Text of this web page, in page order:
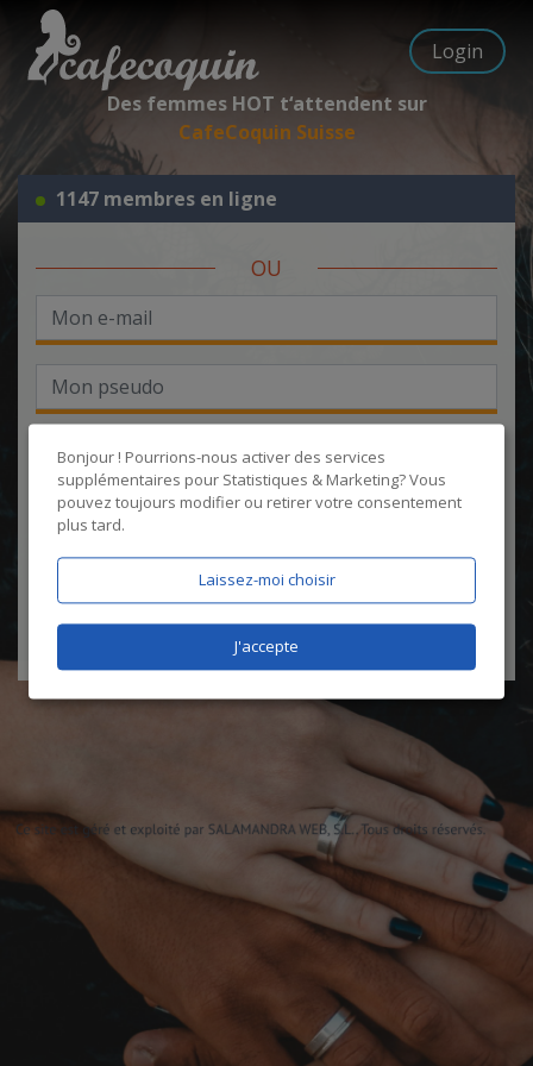
Login
Des femmes HOT t‘attendent sur
CafeCoquin Suisse
1147 membres en ligne
OU
J'accepte lesCGUet lapolitique de protection des données
certifie être âgé de plus de 18 ans
Bonjour ! Pourrions-nous activer des services
supplémentaires pour Statistiques & Marketing? Vous
pouvez toujours modifier ou retirer votre consentement
plus tard.
Laissez-moi choisir
J'accepte